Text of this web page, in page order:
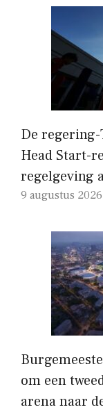
De
Head Start-
regelgeving
9 augustus 2026
om een
arena naar